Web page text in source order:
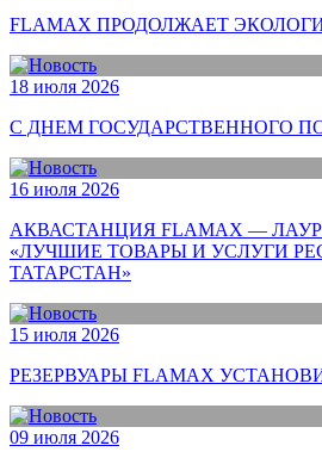
FLAMAX ПРОДОЛЖАЕТ
18 июля 2026
С ДНЕМ ГОСУДАРСТВЕННОГО
16 июля 2026
АКВАСТАНЦИЯ FLAMAX —
«ЛУЧШИЕ ТОВАРЫ И УСЛУГИ
ТАТАРСТАН»
15 июля 2026
РЕЗЕРВУАРЫ FLAMAX
09 июля 2026